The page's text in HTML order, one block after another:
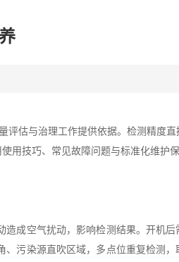
估与治理工作提供依据。检测精度直
用技巧、常见故障问题与标准化维护保
成空气扰动，影响检测结果。开机后
污染源直吹区域，多点位重复检测，